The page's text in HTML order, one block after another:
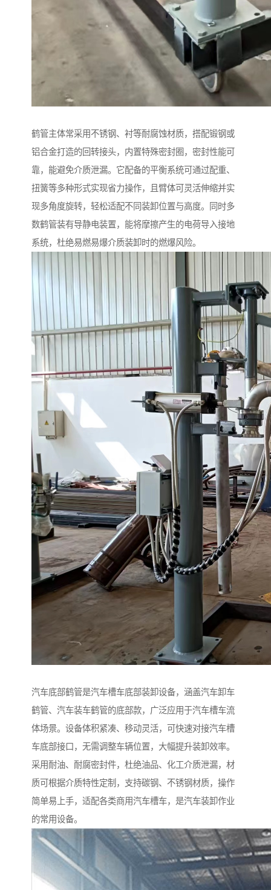
鹤管主体常采用不锈钢、衬等耐腐蚀材质，搭配锻钢或
铝合金打造的回转接头，内置特殊密封圈，密封性能可
靠，能避免介质泄漏。它配备的平衡系统可通过配重、
扭簧等多种形式实现省力操作，且臂体可灵活伸缩并实
现多角度旋转，轻松适配不同装卸位置与高度。同时多
数鹤管装有导静电装置，能将摩擦产生的电荷导入接地
系统，杜绝易燃易爆介质装卸时的燃爆风险。
汽车底部鹤管是汽车槽车底部装卸设备，涵盖汽车卸车
鹤管、汽车装车鹤管的底部款，广泛应用于汽车槽车流
体场景。设备体积紧凑、移动灵活，可快速对接汽车槽
车底部接口，无需调整车辆位置，大幅提升装卸效率。
采用耐油、耐腐密封件，杜绝油品、化工介质泄漏，材
质可根据介质特性定制，支持碳钢、不锈钢材质，操作
简单易上手，适配各类商用汽车槽车，是汽车装卸作业
的常用设备。